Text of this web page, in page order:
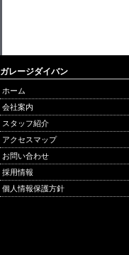
ガレージダイバン
ホーム
会社案内
スタッフ紹介
アクセスマップ
お問い合わせ
採用情報
個人情報保護方針